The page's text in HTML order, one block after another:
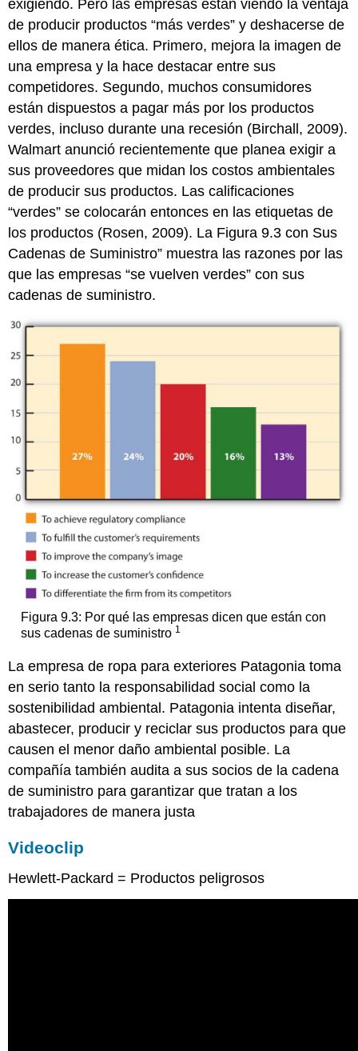
exigiendo. Pero las empresas están viendo la ventaja
de producir productos “más verdes” y deshacerse de
ellos de manera ética. Primero, mejora la imagen de
una empresa y la hace destacar entre sus
competidores. Segundo, muchos consumidores
están dispuestos a pagar más por los productos
verdes, incluso durante una recesión (Birchall, 2009).
Walmart anunció recientemente que planea exigir a
sus proveedores que midan los costos ambientales
de producir sus productos. Las calificaciones
“verdes” se colocarán entonces en las etiquetas de
los productos (Rosen, 2009). La Figura 9.3 con Sus
Cadenas de Suministro” muestra las razones por las
que las empresas “se vuelven verdes” con sus
cadenas de suministro.
Figura 9.3: Por qué las empresas dicen que están con
sus cadenas de suministro 1
La empresa de ropa para exteriores Patagonia toma
en serio tanto la responsabilidad social como la
sostenibilidad ambiental. Patagonia intenta diseñar,
abastecer, producir y reciclar sus productos para que
causen el menor daño ambiental posible. La
compañía también audita a sus socios de la cadena
de suministro para garantizar que tratan a los
trabajadores de manera justa
Videoclip
Hewlett-Packard = Productos peligrosos